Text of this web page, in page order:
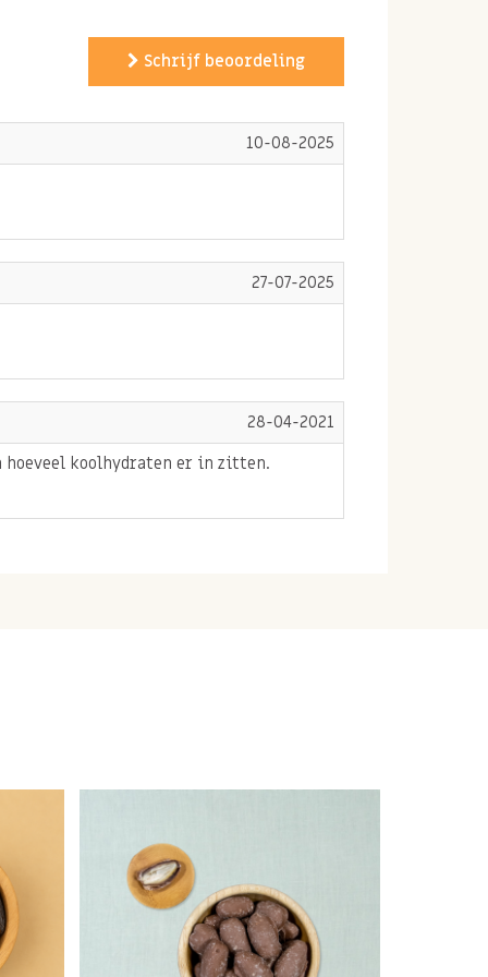
Schrijf beoordeling
10-08-2025
27-07-2025
28-04-2021
koolhydraten er in zitten.